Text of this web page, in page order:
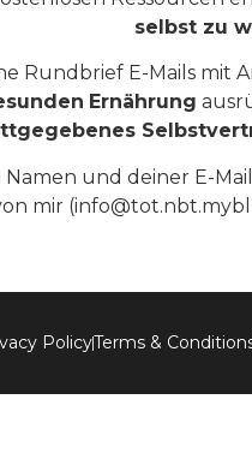
selbst zu
Rundbrief E-Mails mit
Ernährung
und deiner E-
mir
PolicyTerms &